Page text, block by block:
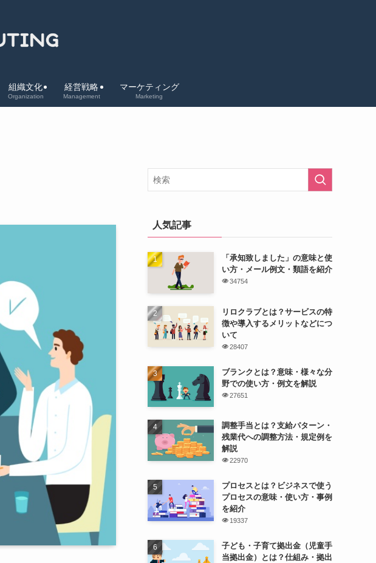
組織文化
Organization
経営戦略
Management
マーケティング
Marketing
人気記事
「承知致しました」の意味と使
い方・メール例文・類語を紹介
34754
リロクラブとは？サービスの特
徴や導入するメリットなどにつ
いて
28407
ブランクとは？意味・様々な分
野での使い方・例文を解説
27651
調整手当とは？支給パターン・
残業代への調整方法・規定例を
解説
22970
プロセスとは？ビジネスで使う
プロセスの意味・使い方・事例
を紹介
19337
子ども・子育て拠出金（児童手
当拠出金）とは？仕組み・拠出